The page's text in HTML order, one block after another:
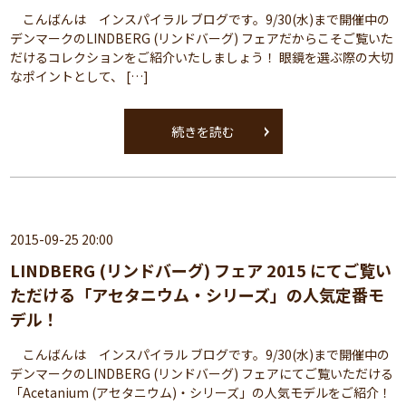
こんばんは インスパイラル ブログです。9/30(水)まで開催中の
デンマークのLINDBERG (リンドバーグ) フェアだからこそご覧いた
だけるコレクションをご紹介いたしましょう！ 眼鏡を選ぶ際の大切
なポイントとして、 […]
続きを読む
2015-09-25 20:00
LINDBERG (リンドバーグ) フェア 2015 にてご覧い
ただける「アセタニウム・シリーズ」の人気定番モ
デル！
こんばんは インスパイラル ブログです。9/30(水)まで開催中の
デンマークのLINDBERG (リンドバーグ) フェアにてご覧いただける
「Acetanium (アセタニウム)・シリーズ」の人気モデルをご紹介！